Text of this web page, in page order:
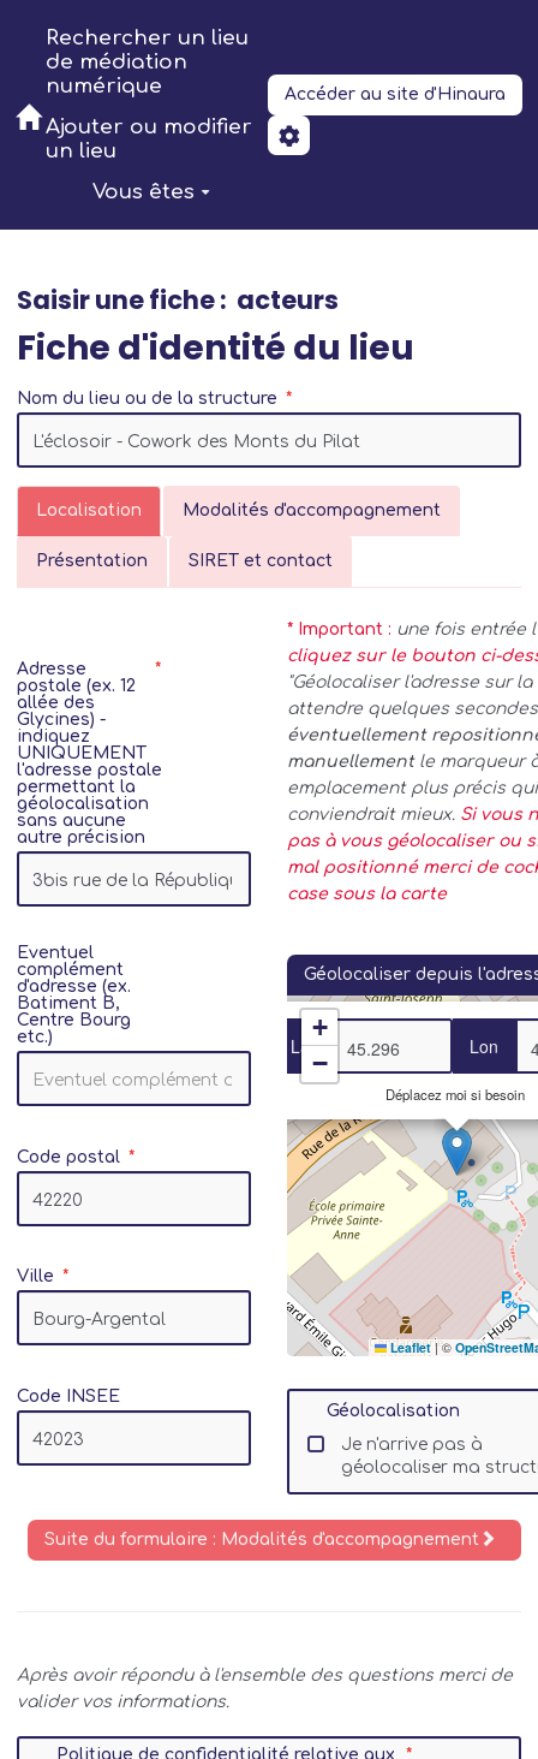
Aller au contenu principal
Rechercher un lieu
de médiation
numérique
Ajouter ou modifier
un lieu
Vous êtes
Accéder au site d'Hinaura
Saisir une fiche : acteurs
Fiche d'identité du lieu
Nom du lieu ou de la structure
Localisation Modalités d'accompagnement
Présentation SIRET et contact
Adresse
postale (ex. 12
allée des
Glycines) -
indiquez
UNIQUEMENT
l'adresse postale
permettant la
géolocalisation
sans aucune
autre précision
Eventuel
complément
d'adresse (ex.
Batiment B,
Centre Bourg
etc.)
Code postal
Ville
Code INSEE
* Important : une fois entrée
cliquez sur le bouton ci-
"Géolocaliser l'adresse sur la
attendre quelques
éventuellement
manuellementle marqueur
emplacement plus précis
conviendrait mieux. Si vous
pas à vous géolocaliser ou
mal positionné merci de
case sous la carte
Géolocaliser depuis
Lat Lon
Déplacez moi si besoin
+
−
Leaflet |©
Géolocalisation
Je n'arrive pas à
géolocaliser ma
Suite du formulaire : Modalités d'accompagnement
Après avoir répondu à l'ensemble des questions merci de
valider vos informations.
Politique de confidentialité relative aux